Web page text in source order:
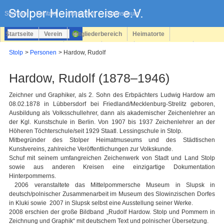
Sitemap Kontakt Impressum Datenschutz
überspringen
Startseite Verein Mitgliederbereich Heimatorte
Stolp Personen Hardow, Rudolf
Hardow, Rudolf (1878–1946)
Zeichner und Graphiker, als 2. Sohn des Erbpächters Ludwig Hardow am
08.02.1878 in Lübbersdorf bei Friedland/Mecklenburg-Strelitz geboren,
Ausbildung als Volksschullehrer, dann als akademischer Zeichenlehrer an
der Kgl. Kunstschule in Berlin. Von 1907 bis 1937 Zeichenlehrer an der
Höheren Töchterschule/seit 1929 Staatl. Lessingschule in Stolp.
Mitbegründer des Stolper Heimatmuseums und des Städtischen
Kunstvereins, zahlreiche Veröffentlichungen zur Volkskunde.
Schuf mit seinem umfangreichen Zeichenwerk von Stadt und Land Stolp
sowie aus anderen Kreisen eine einzigartige Dokumentation
Hinterpommerns.
2006 veranstaltete das Mittelpommersche Museum in Slupsk in
deutsch/polnischer Zusammenarbeit im Museum des Slowinzischen Dorfes
in Kluki sowie 2007 in Slupsk selbst eine Ausstellung seiner Werke.
2008 erschien der große Bildband „Rudolf Hardow. Stolp und Pommern in
Zeichnung und Graphik“ mit deutschem Text und polnischer Übersetzung.